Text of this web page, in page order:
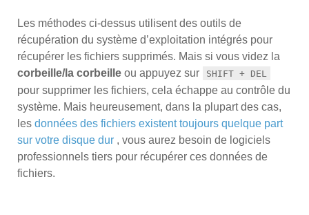
Les méthodes ci-dessus utilisent des outils de
récupération du système d’exploitation intégrés pour
récupérer les fichiers supprimés. Mais si vous videz la
corbeille/la corbeille ou appuyez sur SHIFT + DEL
pour supprimer les fichiers, cela échappe au contrôle du
système. Mais heureusement, dans la plupart des cas,
les données des fichiers existent toujours quelque part
sur votre disque dur , vous aurez besoin de logiciels
professionnels tiers pour récupérer ces données de
fichiers.